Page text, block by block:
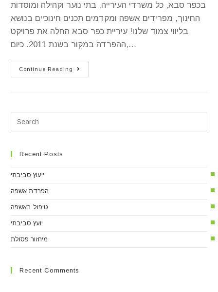
בכפר סבא, כל משרדי העירייה, בתי נוער וקהילה ומוסדות
החינוך, מפרידים אשפה ומקדמים תכנים חינוכיים בנושא
בליווי צמוד שלנו! עיריית כפר סבא החלה את פרויקט
ההפרדה במקור בשנת 2011. כיום,…
Continue Reading
Recent Posts
ייעוץ סביבתי
הפרדת אשפה
טיפול באשפה
יועץ סביבתי
מיחזור פסולת
Recent Comments